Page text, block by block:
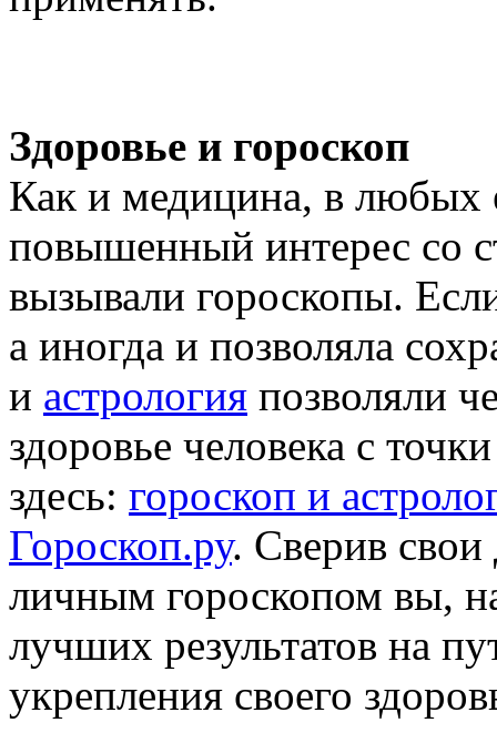
Здоровье и гороскоп
Как и медицина, в любых
повышенный интерес со
вызывали гороскопы.
а иногда и позволяла
и астрология позволяли
здоровье человека с
здесь: гороскоп и
Гороскоп.ру. Сверив свои
личным гороскопом вы,
лучших результатов на
укрепления своего